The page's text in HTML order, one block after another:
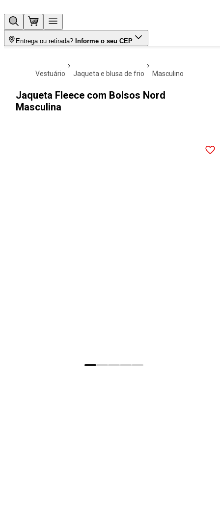
Entrega ou retirada? Informe o seu CEP
vestuário jaqueta e blusa de frio masculino
Jaqueta Fleece com Bolsos Nord
Masculina